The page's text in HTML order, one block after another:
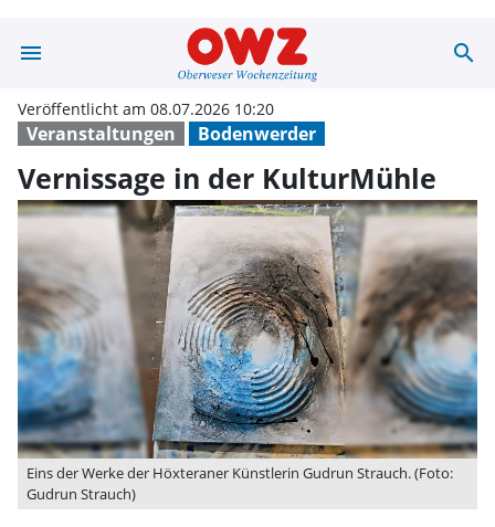
menu Vernissage insearch
Veranstaltungen Bodenwerder
Veröffentlicht am 08.07.2026 10:20
Vernissage in der KulturMühle
Eins der Werke der Höxteraner Künstlerin Gudrun Strauch. (Foto:
Gudrun Strauch)